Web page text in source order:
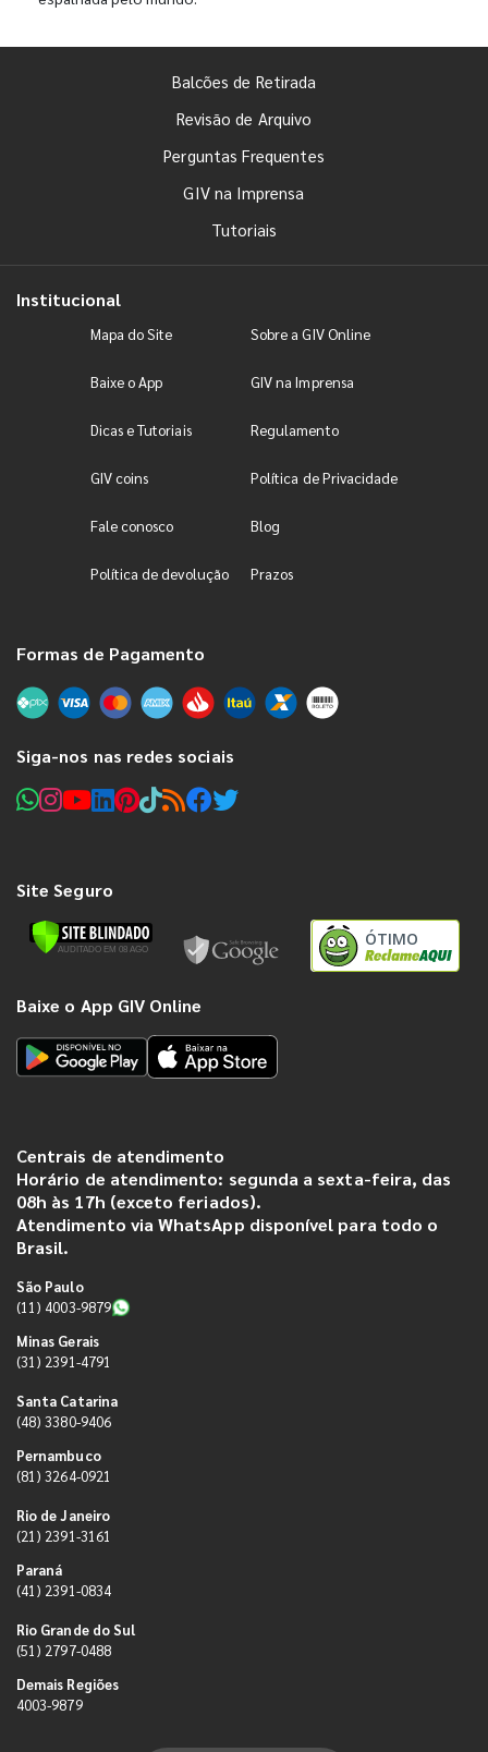
Balcões de Retirada
Revisão de Arquivo
Perguntas Frequentes
GIV na Imprensa
Tutoriais
Institucional
Mapa do Site Sobre a GIV Online
Baixe o App GIV na Imprensa
Dicas e Tutoriais Regulamento
GIV coins Política de Privacidade
Fale conosco Blog
Política de devolução Prazos
Formas de Pagamento
Siga-nos nas redes sociais
Site Seguro
ÓTIMO
Baixe o App GIV Online
Centrais de atendimento
Horário de atendimento: segunda a sexta-feira, das
08h às 17h (exceto feriados).
Atendimento via WhatsApp disponível para todo o
Brasil.
São Paulo
(11) 4003-9879
Minas Gerais
(31) 2391-4791
Santa Catarina
(48) 3380-9406
Pernambuco
(81) 3264-0921
Rio de Janeiro
(21) 2391-3161
Paraná
(41) 2391-0834
Rio Grande do Sul
(51) 2797-0488
Demais Regiões
4003-9879